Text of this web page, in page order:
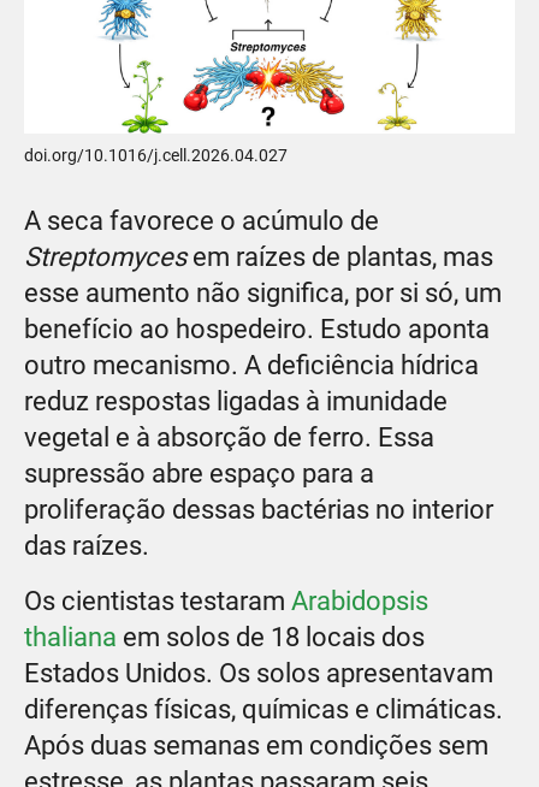
doi.org/10.1016/j.cell.2026.04.027
A seca favorece o acúmulo de
Streptomycesem raízes de plantas, mas
esse aumento não significa, por si só, um
benefício ao hospedeiro. Estudo aponta
outro mecanismo. A deficiência hídrica
reduz respostas ligadas à imunidade
vegetal e à absorção de ferro. Essa
supressão abre espaço para a
proliferação dessas bactérias no interior
das raízes.
Os cientistas testaram Arabidopsis
thaliana em solos de 18 locais dos
Estados Unidos. Os solos apresentavam
diferenças físicas, químicas e climáticas.
Após duas semanas em condições sem